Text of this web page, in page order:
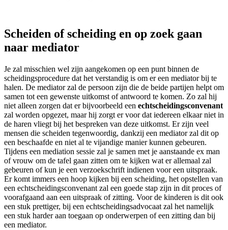
Scheiden of scheiding en op zoek gaan
naar mediator
Je zal misschien wel zijn aangekomen op een punt binnen de
scheidingsprocedure dat het verstandig is om er een mediator bij te
halen. De mediator zal de persoon zijn die de beide partijen helpt om
samen tot een gewenste uitkomst of antwoord te komen. Zo zal hij
niet alleen zorgen dat er bijvoorbeeld een echtscheidingsconvenant
zal worden opgezet, maar hij zorgt er voor dat iedereen elkaar niet in
de haren vliegt bij het bespreken van deze uitkomst. Er zijn veel
mensen die scheiden tegenwoordig, dankzij een mediator zal dit op
een beschaafde en niet al te vijandige manier kunnen gebeuren.
Tijdens een mediation sessie zal je samen met je aanstaande ex man
of vrouw om de tafel gaan zitten om te kijken wat er allemaal zal
gebeuren of kun je een verzoekschrift indienen voor een uitspraak.
Er komt immers een hoop kijken bij een scheiding, het opstellen van
een echtscheidingsconvenant zal een goede stap zijn in dit proces of
voorafgaand aan een uitspraak of zitting. Voor de kinderen is dit ook
een stuk prettiger, bij een echtscheidingsadvocaat zal het namelijk
een stuk harder aan toegaan op onderwerpen of een zitting dan bij
een mediator.